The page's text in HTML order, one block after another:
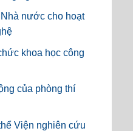
nước cho hoạt
khoa học công
của phòng thí
Viện nghiên cứu